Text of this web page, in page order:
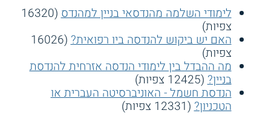
לימודי השלמה מהנדסאי בניין למהנדס (16320
צפיות)
האם יש ביקוש להנדסה ביו רפואית? (16026
צפיות)
מה ההבדל בין לימודי הנדסה אזרחית להנדסת
בניין?(12425 צפיות)
הנדסת חשמל - האוניברסיטה העברית או
הטכניון?(12331 צפיות)